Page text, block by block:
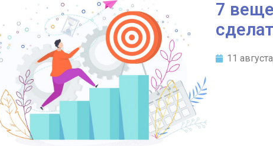
7
11